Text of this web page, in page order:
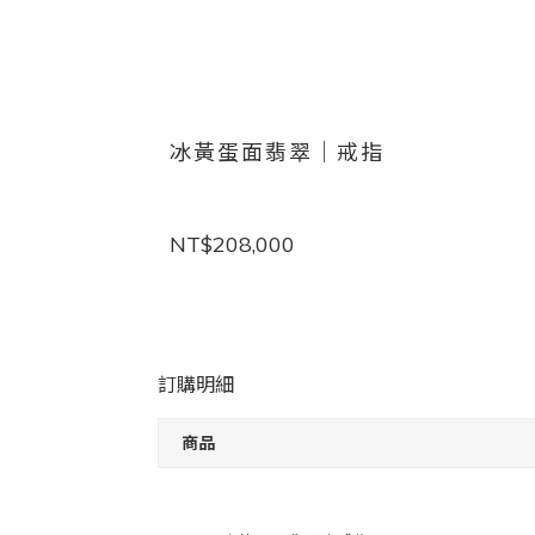
冰黃蛋面翡翠｜戒指
NT$208,000
訂購明細
商品